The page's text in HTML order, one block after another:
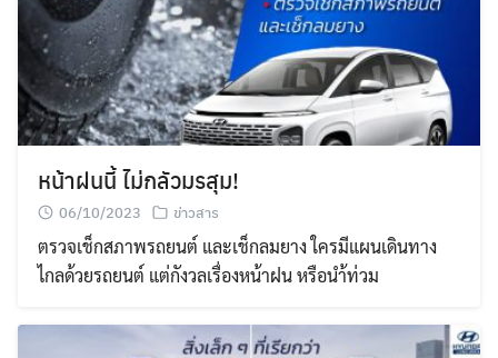
หน้าฝนนี้ ไม่กลัวมรสุม!
06/10/2023 ข่าวสาร
ตรวจเช็กสภาพรถยนต์ และเช็กลมยาง ใครมีแผนเดินทาง
ไกลด้วยรถยนต์ แต่กังวลเรื่องหน้าฝน หรือนำ้ท่วม